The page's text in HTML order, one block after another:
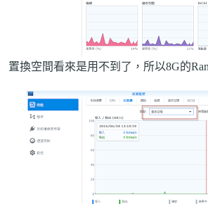
置換空間看來是用不到了，所以8G的